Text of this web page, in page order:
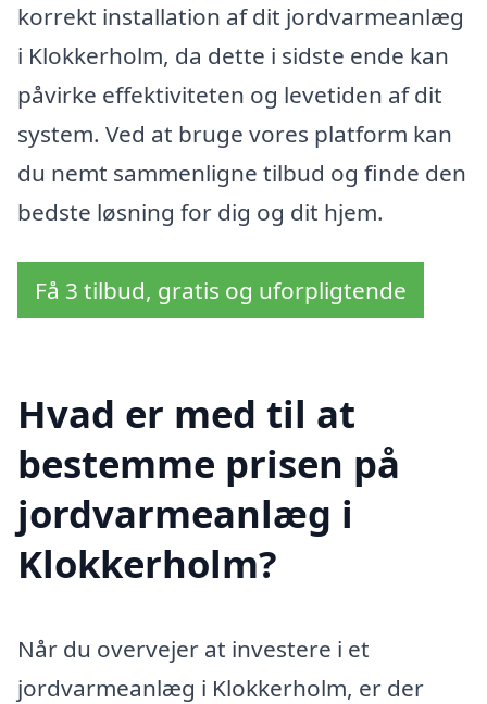
korrekt installation af dit jordvarmeanlæg
i Klokkerholm, da dette i sidste ende kan
påvirke effektiviteten og levetiden af dit
system. Ved at bruge vores platform kan
du nemt sammenligne tilbud og finde den
bedste løsning for dig og dit hjem.
Få 3 tilbud, gratis og uforpligtende
Hvad er med til at
bestemme prisen på
jordvarmeanlæg i
Klokkerholm?
Når du overvejer at investere i et
jordvarmeanlæg i Klokkerholm, er der